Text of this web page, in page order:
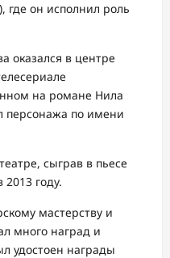
где он исполнил роль
оказался в центре
на романе Нила
персонажа по имени
сыграв в пьесе
году.
мастерству и
много наград и
удостоен награды